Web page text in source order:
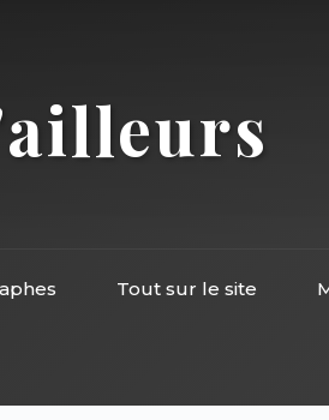
Tout sur le site